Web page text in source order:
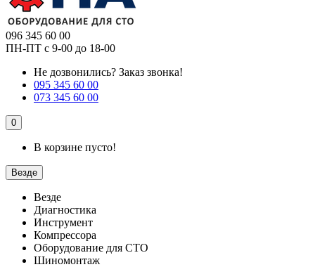
096 345 60 00
ПН-ПТ с 9-00 до 18-00
Не дозвонились? Заказ звонка!
095 345 60 00
073 345 60 00
0
В корзине пусто!
Везде
Везде
Диагностика
Инструмент
Компрессора
Оборудование для СТО
Шиномонтаж